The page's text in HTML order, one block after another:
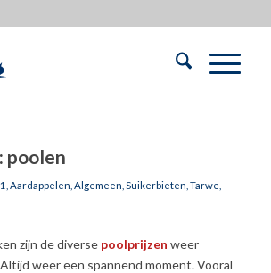
poolen
Aardappelen Algemeen Suikerbieten Tarwe
zijn de diverse poolprijzen weer
weer een spannend moment. Vooral